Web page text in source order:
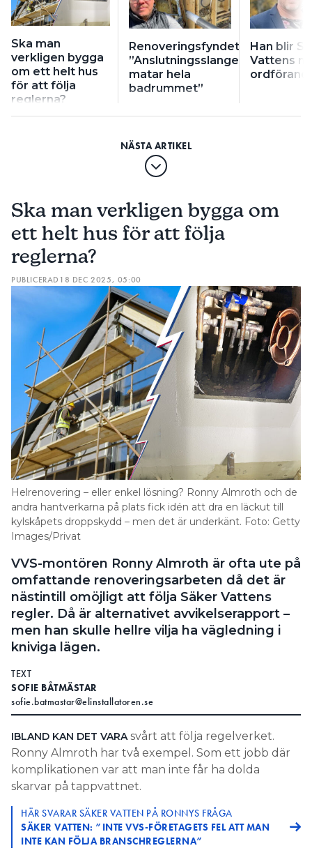
Ska man
verkligen bygga
om ett helt hus
för att följa
reglerna?
Renoveringsfyndet:
”Anslutningsslangen
matar hela
badrummet”
Han blir
Vattens
Ska man verkligen bygga om
ett helt hus för att följa
reglerna?
PUBLICERAD 18 DEC 2025, 05:00
Helrenovering – eller enkel lösning? Ronny Almroth och de
andra hantverkarna på plats fick idén att dra en läckut till
kylskåpets droppskydd – men det är underkänt. Foto: Getty
Images/Privat
VVS-montören Ronny Almroth är ofta ute på
omfattande renoveringsarbeten då det är
nästintill omöjligt att följa Säker Vattens
regler. Då är alternativet avvikelserapport –
men han skulle hellre vilja ha vägledning i
kniviga lägen.
TEXT
SOFIE BÅTMÄSTAR
sofie.batmastar@elinstallatoren.se
IBLAND KAN DET VARAsvårt att följa regelverket.
Ronny Almroth har två exempel. Som ett jobb där
komplikationen var att man inte får ha dolda
skarvar på tappvattnet.
HÄR SVARAR SÄKER VATTEN PÅ RONNYS FRÅGA
SÄKER VATTEN: ”INTE VVS-FÖRETAGETS FEL ATT MAN
INTE KAN FÖLJA BRANSCHREGLERNA”